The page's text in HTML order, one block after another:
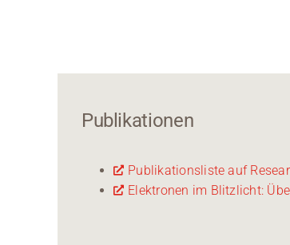
Publikationen
Publikationsliste auf
Elektronen im Blitzlicht: